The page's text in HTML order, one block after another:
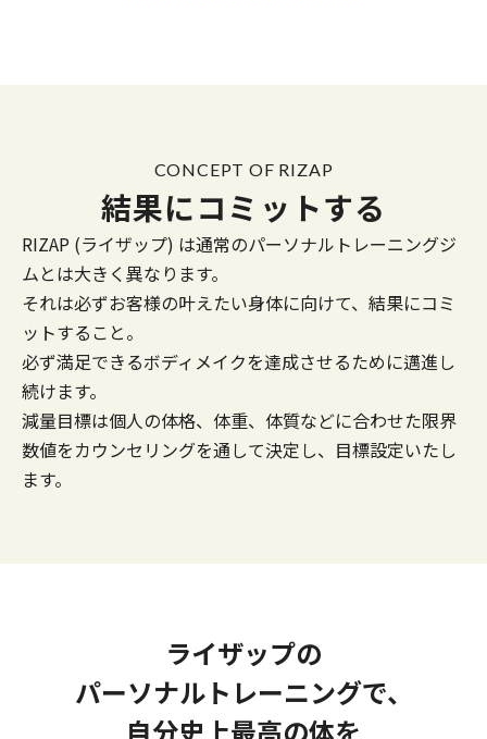
CONCEPT OF RIZAP
結果にコミットする
RIZAP (ライザップ) は通常のパーソナルトレーニングジ
ムとは大きく異なります。
それは必ずお客様の叶えたい身体に向けて、結果にコミ
ットすること。
必ず満足できるボディメイクを達成させるために邁進し
続けます。
減量目標は個人の体格、体重、体質などに合わせた限界
数値をカウンセリングを通して決定し、目標設定いたし
ます。
ライザップの
パーソナルトレーニングで、
自分史上最高の体を